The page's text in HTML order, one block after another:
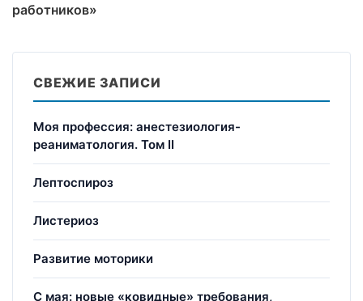
работников»
СВЕЖИЕ ЗАПИСИ
Моя профессия: анестезиология-
реаниматология. Том II
Лептоспироз
Листериоз
Развитие моторики
С мая: новые «ковидные» требования,